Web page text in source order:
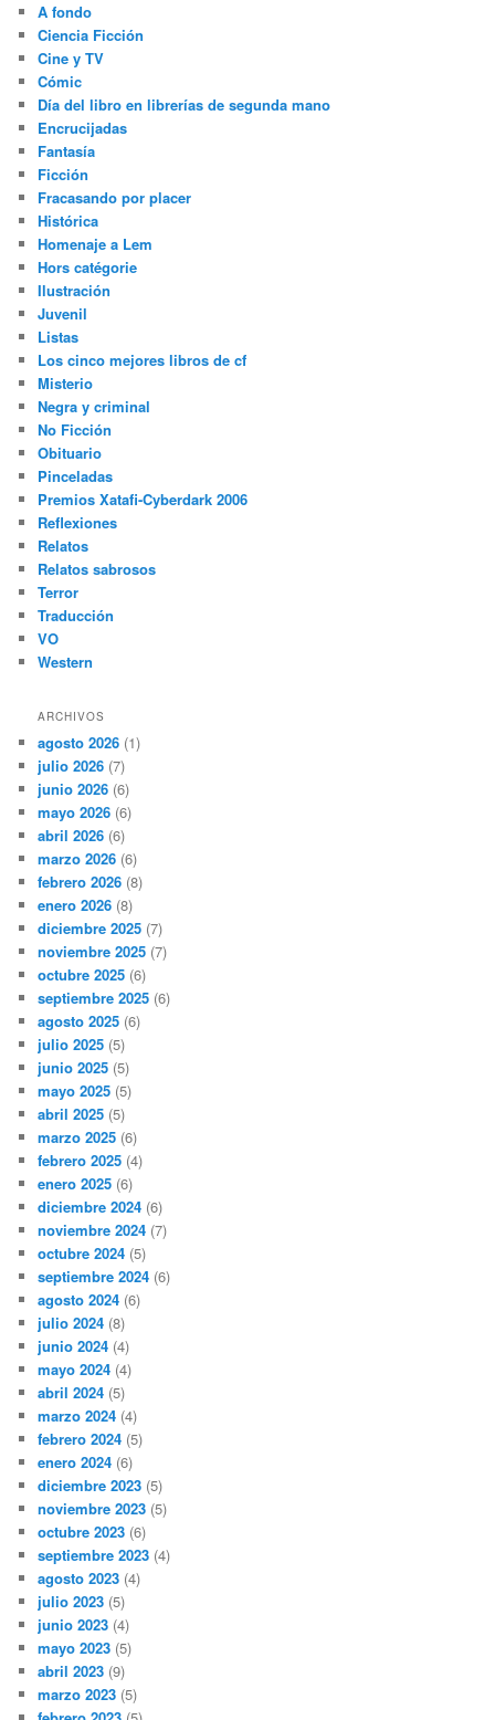
A fondo
Ciencia Ficción
Cine y TV
Cómic
Día del libro en librerías de segunda mano
Encrucijadas
Fantasía
Ficción
Fracasando por placer
Histórica
Homenaje a Lem
Hors catégorie
Ilustración
Juvenil
Listas
Los cinco mejores libros de cf
Misterio
Negra y criminal
No Ficción
Obituario
Pinceladas
Premios Xatafi-Cyberdark 2006
Reflexiones
Relatos
Relatos sabrosos
Terror
Traducción
VO
Western
ARCHIVOS
agosto 2026 (1)
julio 2026 (7)
junio 2026 (6)
mayo 2026 (6)
abril 2026 (6)
marzo 2026 (6)
febrero 2026 (8)
enero 2026 (8)
diciembre 2025 (7)
noviembre 2025 (7)
octubre 2025 (6)
septiembre 2025 (6)
agosto 2025 (6)
julio 2025 (5)
junio 2025 (5)
mayo 2025 (5)
abril 2025 (5)
marzo 2025 (6)
febrero 2025 (4)
enero 2025 (6)
diciembre 2024 (6)
noviembre 2024 (7)
octubre 2024 (5)
septiembre 2024 (6)
agosto 2024 (6)
julio 2024 (8)
junio 2024 (4)
mayo 2024 (4)
abril 2024 (5)
marzo 2024 (4)
febrero 2024 (5)
enero 2024 (6)
diciembre 2023 (5)
noviembre 2023 (5)
octubre 2023 (6)
septiembre 2023 (4)
agosto 2023 (4)
julio 2023 (5)
junio 2023 (4)
mayo 2023 (5)
abril 2023 (9)
marzo 2023 (5)